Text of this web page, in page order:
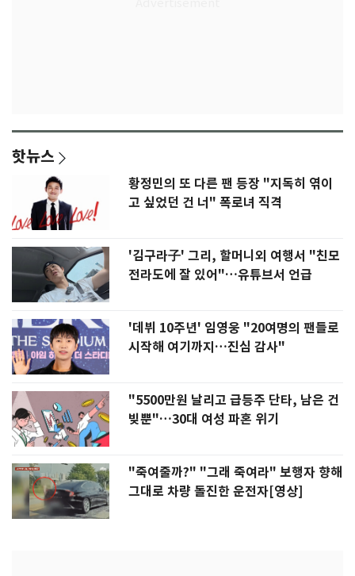
핫뉴스
황정민의 또 다른 팬 등장 "지독히 엮이
고 싶었던 건 너" 폭로녀 직격
'김구라子' 그리, 할머니외 여행서 "친모
전라도에 잘 있어"…유튜브서 언급
'데뷔 10주년' 임영웅 "20여명의 팬들로
시작해 여기까지…진심 감사"
"5500만원 날리고 급등주 단타, 남은 건
빚뿐"…30대 여성 파혼 위기
"죽여줄까?" "그래 죽여라" 보행자 향해
그대로 차량 돌진한 운전자[영상]